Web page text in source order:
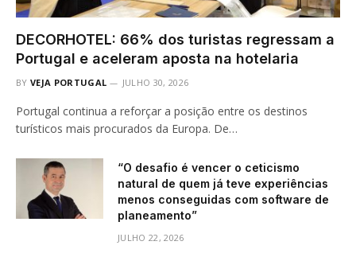
DECORHOTEL: 66% dos turistas regressam a
Portugal e aceleram aposta na hotelaria
BY VEJA PORTUGAL JULHO 30, 2026
Portugal continua a reforçar a posição entre os destinos
turísticos mais procurados da Europa. De…
“O desafio é vencer o ceticismo
natural de quem já teve experiências
menos conseguidas com software de
planeamento”
JULHO 22, 2026